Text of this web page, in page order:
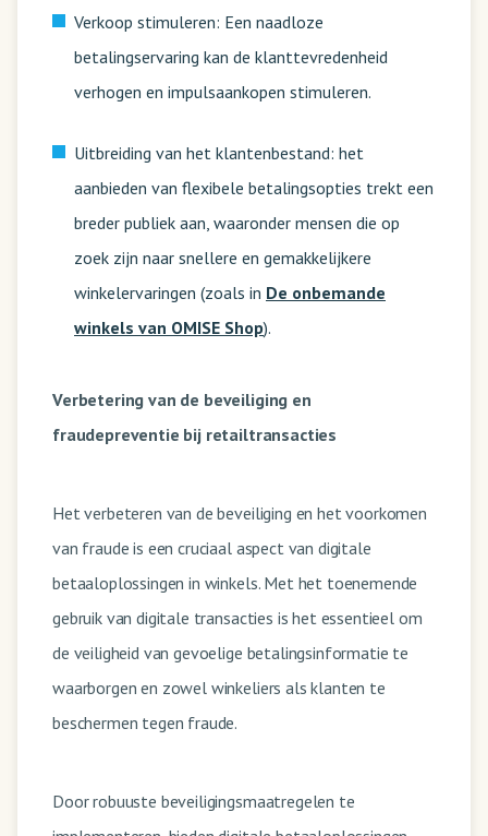
Verkoop stimuleren: Een naadloze
betalingservaring kan de klanttevredenheid
verhogen en impulsaankopen stimuleren.
Uitbreiding van het klantenbestand: het
aanbieden van flexibele betalingsopties trekt een
breder publiek aan, waaronder mensen die op
zoek zijn naar snellere en gemakkelijkere
winkelervaringen (zoals in De onbemande
winkels van OMISE Shop).
Verbetering van de beveiliging en
fraudepreventie bij retailtransacties
Het verbeteren van de beveiliging en het voorkomen
van fraude is een cruciaal aspect van digitale
betaaloplossingen in winkels. Met het toenemende
gebruik van digitale transacties is het essentieel om
de veiligheid van gevoelige betalingsinformatie te
waarborgen en zowel winkeliers als klanten te
beschermen tegen fraude.
Door robuuste beveiligingsmaatregelen te